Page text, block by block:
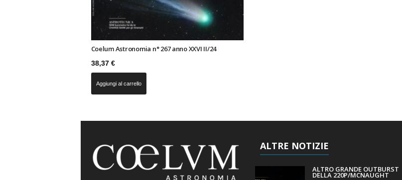
Coelum Astronomia n° 267 anno XXVI II/24
38,37 €
Aggiungi al carrello
ALTRE NOTIZIE
ALTRO GRANDE OUTBURST
DELLA 220P/MCNAUGHT